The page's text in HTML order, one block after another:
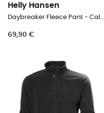
Helly Hansen
Daybreaker Fleece Pant - Calça fato treino homem
69,90 €